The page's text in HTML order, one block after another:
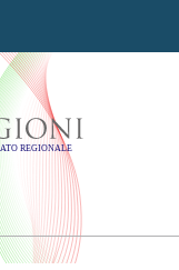
-